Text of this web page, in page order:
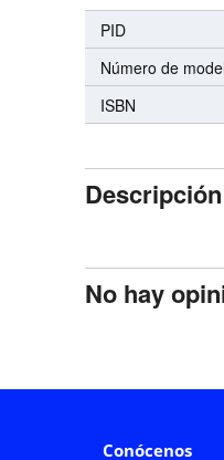
PID
Número de
ISBN
No hay
Conócenos